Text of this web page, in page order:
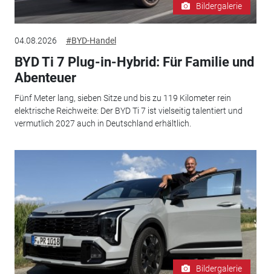
Bildergalerie
04.08.2026 #BYD-Handel
BYD Ti 7 Plug-in-Hybrid: Für Familie und
Abenteuer
Fünf Meter lang, sieben Sitze und bis zu 119 Kilometer rein
elektrische Reichweite: Der BYD Ti 7 ist vielseitig talentiert und
vermutlich 2027 auch in Deutschland erhältlich.
Bildergalerie